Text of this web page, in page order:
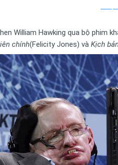
William Hawking qua bộ
chính(Felicity Jones) và Kịch